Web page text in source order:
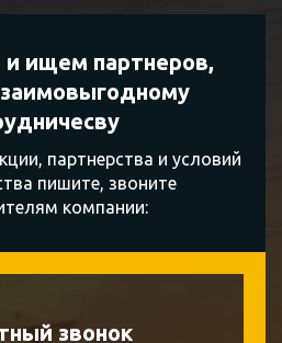
ищем партнеров,
партнерства и условий
пишите, звоните
компании:
звонок